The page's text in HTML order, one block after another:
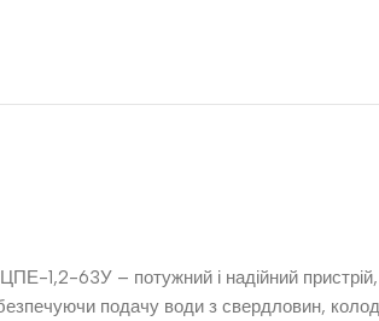
1,2-63У – потужний і надійний
подачу води з свердловин,